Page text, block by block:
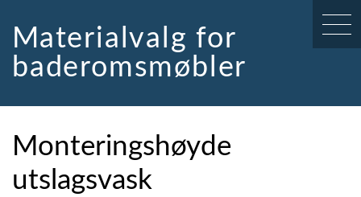
contentMaterialvalg for
baderomsmøbler
Monteringshøyde
utslagsvask